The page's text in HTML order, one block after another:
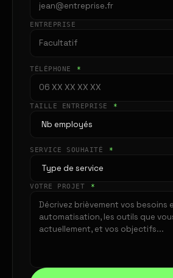
ENTREPRISE
TÉLÉPHONE *
TAILLE ENTREPRISE *
SERVICE SOUHAITÉ *
VOTRE PROJET *